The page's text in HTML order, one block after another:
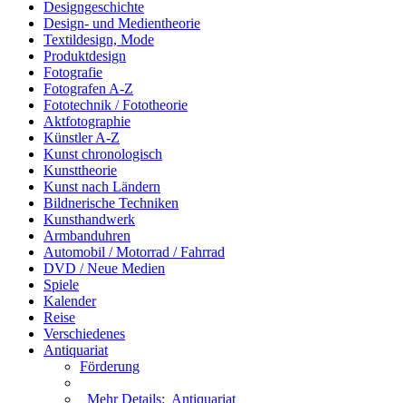
Designgeschichte
Design- und Medientheorie
Textildesign, Mode
Produktdesign
Fotografie
Fotografen A-Z
Fototechnik / Fototheorie
Aktfotographie
Künstler A-Z
Kunst chronologisch
Kunsttheorie
Kunst nach Ländern
Bildnerische Techniken
Kunsthandwerk
Armbanduhren
Automobil / Motorrad / Fahrrad
DVD / Neue Medien
Spiele
Kalender
Reise
Verschiedenes
Antiquariat
Förderung
Mehr Details: Antiquariat